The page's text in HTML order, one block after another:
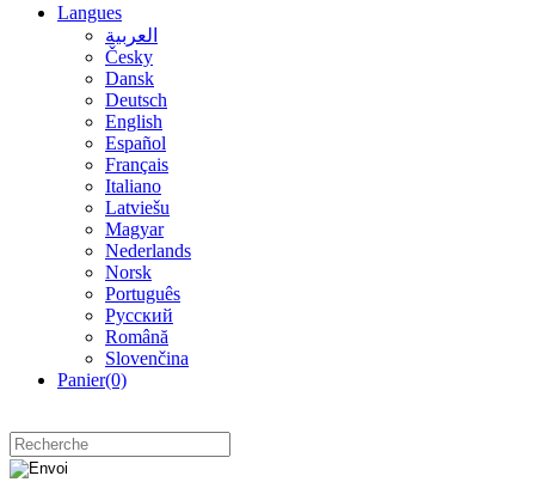
Langues
العربية
Česky
Dansk
Deutsch
English
Español
Français
Italiano
Latviešu
Magyar
Nederlands
Norsk
Português
Русский
Română
Slovenčina
Panier(0)